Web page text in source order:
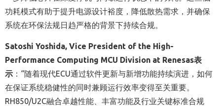
功耗模式有助于提升电源设计裕度，降低散热需求，并确保
系统在环保法规日趋严格的背景下持续合规。
Satoshi Yoshida, Vice President of the High-
Performance Computing MCU Division at Renesas表
示 ：“随着现代ECU通过软件更新与新增功能持续演进，如何
在保证系统稳健性的同时兼顾运行效率变得至关重要。
RH850/U2C融合卓越性能、丰富功能及行业关键标准合规